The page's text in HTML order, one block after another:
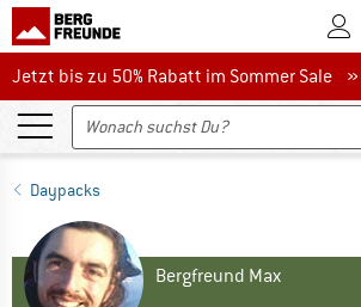
Jetzt bis zu 50% Rabatt im Sommer Sale
Jetzt bis zu 50% Rabatt im Sommer Sale »
Daypacks
Bergfreund Max